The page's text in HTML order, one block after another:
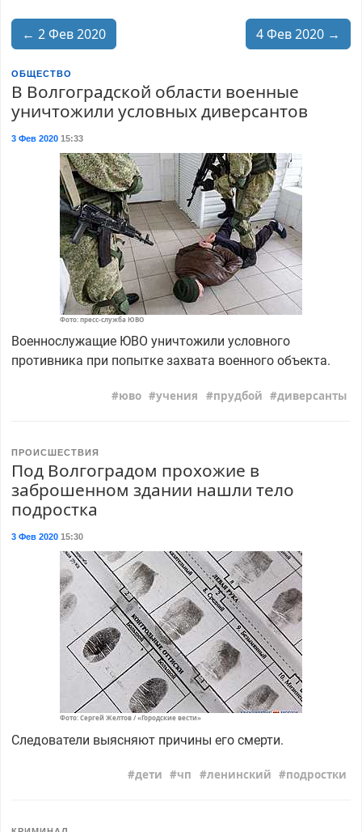
← 2 Фев 2020 4 Фев 2020 →
ОБЩЕСТВО
В Волгоградской области военные
уничтожили условных диверсантов
3 Фев 202015:33
Фото: пресс-служба ЮВО
Военнослужащие ЮВО уничтожили условного
противника при попытке захвата военного объекта.
юво учения прудбой диверсанты
ПРОИСШЕСТВИЯ
Под Волгоградом прохожие в
заброшенном здании нашли тело
подростка
3 Фев 202015:30
Фото: Сергей Желтов / «Городские вести»
Следователи выясняют причины его смерти.
дети чп ленинский подростки